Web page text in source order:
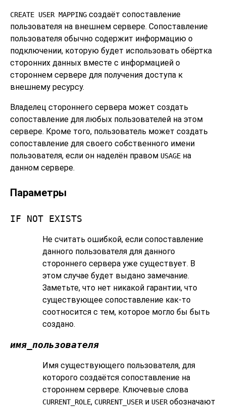
CREATE USER MAPPING создаёт сопоставление
пользователя на внешнем сервере. Сопоставление
пользователя обычно содержит информацию о
подключении, которую будет использовать обёртка
сторонних данных вместе с информацией о
стороннем сервере для получения доступа к
внешнему ресурсу.
Владелец стороннего сервера может создать
сопоставление для любых пользователей на этом
сервере. Кроме того, пользователь может создать
сопоставление для своего собственного имени
пользователя, если он наделён правом USAGE на
данном сервере.
Параметры
IF NOT EXISTS
Не считать ошибкой, если сопоставление
данного пользователя для данного
стороннего сервера уже существует. В
этом случае будет выдано замечание.
Заметьте, что нет никакой гарантии, что
существующее сопоставление как-то
соотносится с тем, которое могло бы быть
создано.
имя_пользователя
Имя существующего пользователя, для
которого создаётся сопоставление на
стороннем сервере. Ключевые слова
CURRENT_ROLE, CURRENT_USER и USER обозначают